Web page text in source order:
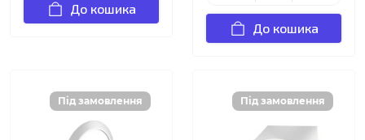
До кошика
До кошика